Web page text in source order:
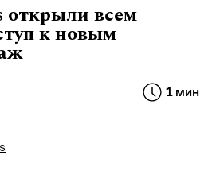
всем
к новым
1 мин